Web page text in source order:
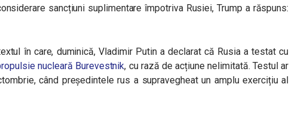
sancțiuni suplimentare împotriva Rusiei, Trump a răspuns:
în care, duminică, Vladimir Putin a declarat că Rusia a testat cu
nucleară Burevestnik, cu rază de acțiune nelimitată. Testul ar
când președintele rus a supravegheat un amplu exercițiu al